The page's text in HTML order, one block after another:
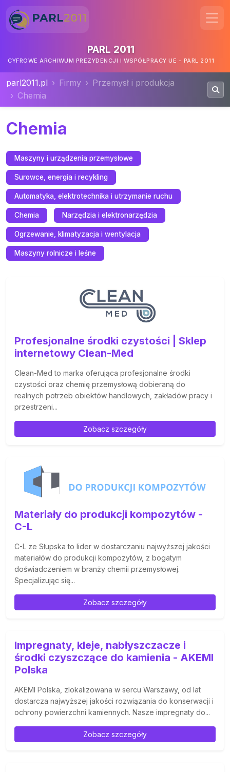
PARL 2011
CYFROWE ARCHIWUM PREZYDENCJI I WSPÓŁPRACY UE - PARL 2011
parl2011.pl Firmy
Przemysł i produkcja
Chemia
Chemia
Maszyny i urządzenia przemysłowe
Surowce, energia i recykling
Automatyka, elektrotechnika i utrzymanie ruchu
Chemia Narzędzia i elektronarzędzia
Ogrzewanie, klimatyzacja i wentylacja
Maszyny rolnicze i leśne
Profesjonalne środki czystości | Sklep
internetowy Clean-Med
Clean-Med to marka oferująca profesjonalne środki
czystości oraz chemię przemysłową dobieraną do
realnych potrzeb obiektów handlowych, zakładów pracy i
przestrzeni...
Zobacz szczegóły
Materiały do produkcji kompozytów -
C-L
C-L ze Słupska to lider w dostarczaniu najwyższej jakości
materiałów do produkcji kompozytów, z bogatym
doświadczeniem w branży chemii przemysłowej.
Specjalizując się...
Zobacz szczegóły
Impregnaty, kleje, nabłyszczacze i
środki czyszczące do kamienia - AKEMI
Polska
AKEMI Polska, zlokalizowana w sercu Warszawy, od lat
dostarcza najwyższej jakości rozwiązania do konserwacji i
ochrony powierzchni kamiennych. Nasze impregnaty do...
Zobacz szczegóły